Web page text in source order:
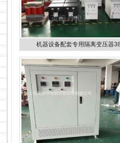
机器设备配套专用隔离变压器